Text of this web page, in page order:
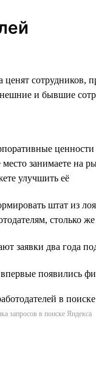
и бывшие
занимаете на
улучшить её
штат из
столько
заявки два года
запросов в поиске Яндекса